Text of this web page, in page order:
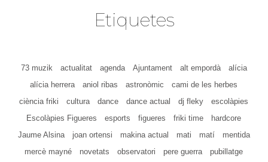
Etiquetes
73 muzik actualitat agenda Ajuntament alt empordà
alícia
alícia herrera
aniol ribas astronòmic
cami de les herbes
ciència friki
cultura dance dance actual dj fleky
escolàpies
Escolàpies Figueres
esports figueres friki time
hardcore
Jaume Alsina
joan ortensi makina actual mati matí
mentida
mercè mayné
novetats observatori pere guerra
pubillatge